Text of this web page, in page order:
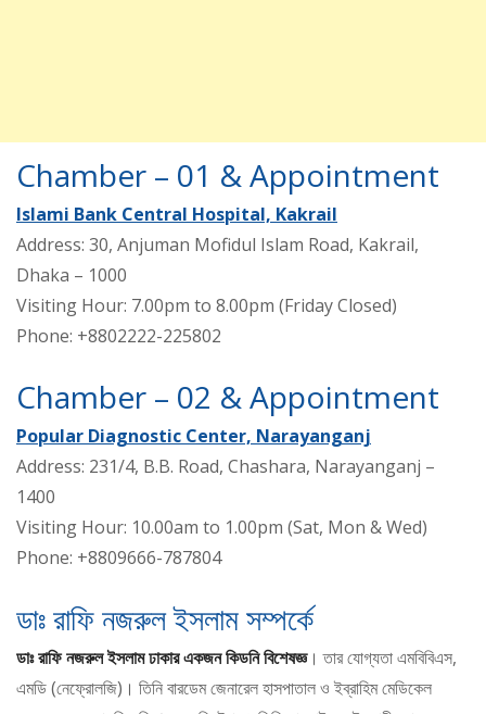
Chamber – 01 & Appointment
Islami Bank Central Hospital, Kakrail
Address: 30, Anjuman Mofidul Islam Road, Kakrail,
Dhaka – 1000
Visiting Hour: 7.00pm to 8.00pm (Friday Closed)
Phone: +8802222-225802
Chamber – 02 & Appointment
Popular Diagnostic Center, Narayanganj
Address: 231/4, B.B. Road, Chashara, Narayanganj –
1400
Visiting Hour: 10.00am to 1.00pm (Sat, Mon & Wed)
Phone: +8809666-787804
ডাঃ রাফি নজরুল ইসলাম সম্পর্কে
ডাঃ রাফি নজরুল ইসলাম ঢাকার একজন কিডনি বিশেষজ্ঞ। তার যোগ্যতা এমবিবিএস,
এমডি (নেফ্রোলজি)। তিনি বারডেম জেনারেল হাসপাতাল ও ইব্রাহিম মেডিকেল